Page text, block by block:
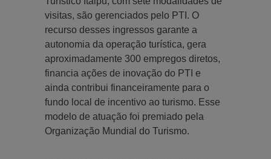
visitas, são gerenciados pelo PTI. O
recurso desses ingressos garante a
autonomia da operação turística, gera
aproximadamente 300 empregos diretos,
financia ações de inovação do PTI e
ainda contribui financeiramente para o
fundo local de incentivo ao turismo. Esse
modelo de atuação foi premiado pela
Organização Mundial do Turismo.